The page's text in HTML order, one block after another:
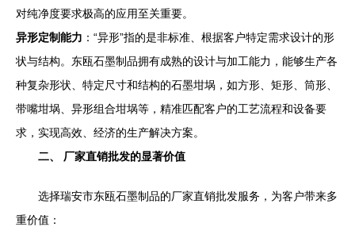
对纯净度要求极高的应用至关重要。
异形定制能力 ：“异形”指的是非标准、根据客户特定需求设计的形
状与结构。东瓯石墨制品拥有成熟的设计与加工能力，能够生产各
种复杂形状、特定尺寸和结构的石墨坩埚，如方形、矩形、筒形、
带嘴坩埚、异形组合坩埚等，精准匹配客户的工艺流程和设备要
求，实现高效、经济的生产解决方案。
二、 厂家直销批发的显著价值
选择瑞安市东瓯石墨制品的厂家直销批发服务，为客户带来多
重价值：